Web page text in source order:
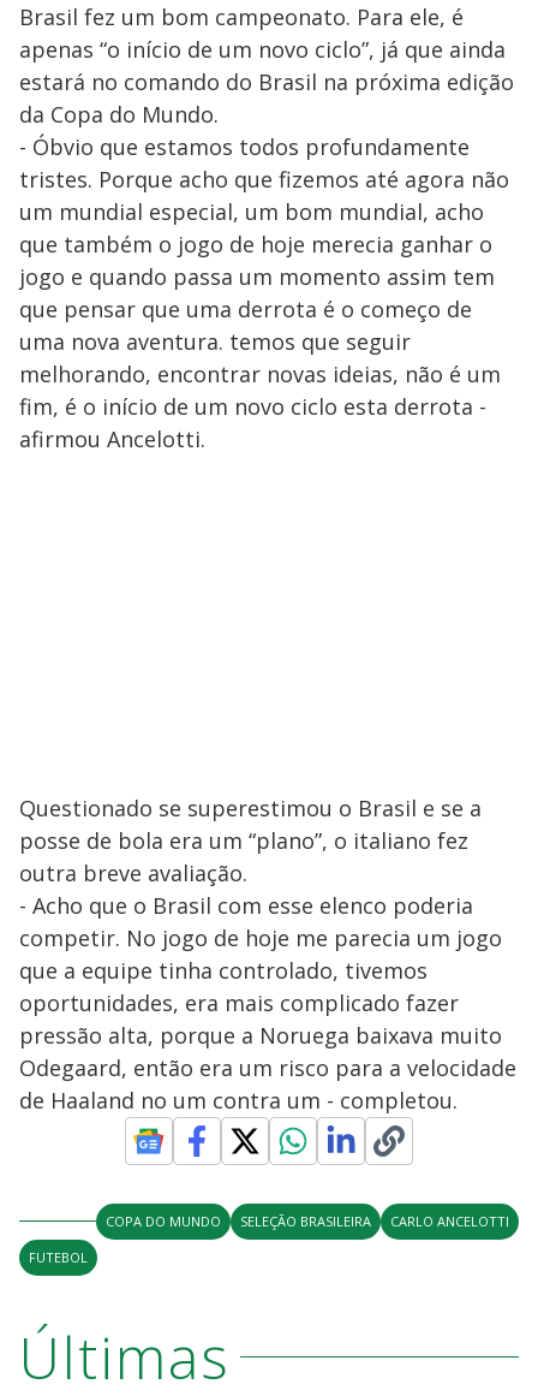
Brasil fez um bom campeonato. Para ele, é
apenas “o início de um novo ciclo”, já que ainda
estará no comando do Brasil na próxima edição
da Copa do Mundo.
- Óbvio que estamos todos profundamente
tristes. Porque acho que fizemos até agora não
um mundial especial, um bom mundial, acho
que também o jogo de hoje merecia ganhar o
jogo e quando passa um momento assim tem
que pensar que uma derrota é o começo de
uma nova aventura. temos que seguir
melhorando, encontrar novas ideias, não é um
fim, é o início de um novo ciclo esta derrota -
afirmou Ancelotti.
Questionado se superestimou o Brasil e se a
posse de bola era um “plano”, o italiano fez
outra breve avaliação.
- Acho que o Brasil com esse elenco poderia
competir. No jogo de hoje me parecia um jogo
que a equipe tinha controlado, tivemos
oportunidades, era mais complicado fazer
pressão alta, porque a Noruega baixava muito
Odegaard, então era um risco para a velocidade
de Haaland no um contra um - completou.
COPA DO MUNDO SELEÇÃO BRASILEIRA
CARLO ANCELOTTI
FUTEBOL
Últimas